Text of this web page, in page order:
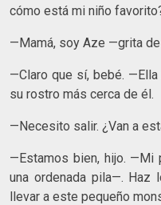
cómo está mi niño
—Mamá, soy Aze —grita de
—Claro que sí, bebé.
su rostro más cerca de él.
—Necesito salir. ¿Van a
—Estamos bien, hijo. —Mi
una ordenada pila—. Haz
llevar a este pequeño